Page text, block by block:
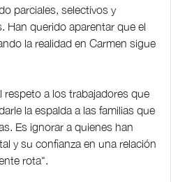
parciales, selectivos y
Han querido aparentar que el
la realidad en Carmen sigue
respeto a los trabajadores que
la espalda a las familias que
Es ignorar a quienes han
y su confianza en una relación
rota".